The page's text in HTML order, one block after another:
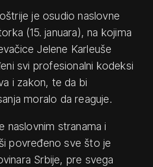
je osudio naslovne
(15. januara), na kojima
Jelene Karleuše
svi profesionalni kodeksi
i zakon, te da bi
moralo da reaguje.
naslovnim stranama i
povređeno sve što je
Srbije, pre svega